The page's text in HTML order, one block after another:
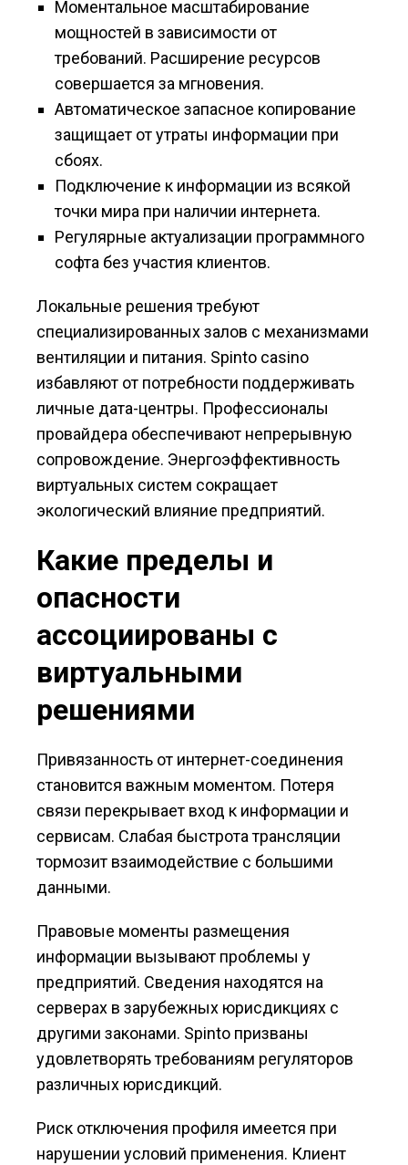
Моментальное масштабирование
мощностей в зависимости от
требований. Расширение ресурсов
совершается за мгновения.
Автоматическое запасное копирование
защищает от утраты информации при
сбоях.
Подключение к информации из всякой
точки мира при наличии интернета.
Регулярные актуализации программного
софта без участия клиентов.
Локальные решения требуют
специализированных залов с механизмами
вентиляции и питания. Spinto casino
избавляют от потребности поддерживать
личные дата-центры. Профессионалы
провайдера обеспечивают непрерывную
сопровождение. Энергоэффективность
виртуальных систем сокращает
экологический влияние предприятий.
Какие пределы и
опасности
ассоциированы с
виртуальными
решениями
Привязанность от интернет-соединения
становится важным моментом. Потеря
связи перекрывает вход к информации и
сервисам. Слабая быстрота трансляции
тормозит взаимодействие с большими
данными.
Правовые моменты размещения
информации вызывают проблемы у
предприятий. Сведения находятся на
серверах в зарубежных юрисдикциях с
другими законами. Spinto призваны
удовлетворять требованиям регуляторов
различных юрисдикций.
Риск отключения профиля имеется при
нарушении условий применения. Клиент